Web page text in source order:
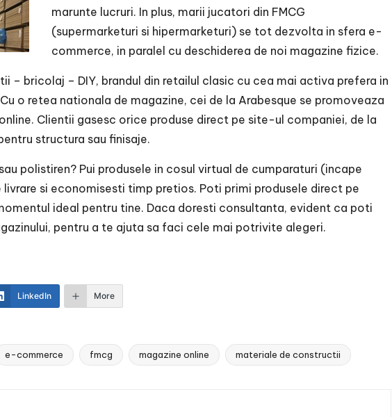
marunte lucruri. In plus, marii jucatori din FMCG
(supermarketuri si hipermarketuri) se tot dezvolta in sfera e-
commerce, in paralel cu deschiderea de noi magazine fizice.
– bricolaj – DIY, brandul din retailul clasic cu cea mai activa prefera in
o retea nationala de magazine, cei de la Arabesque se promoveaza
Clientii gasesc orice produse direct pe site-ul companiei, de la
structura sau finisaje.
polistiren? Pui produsele in cosul virtual de cumparaturi (incape
si economisesti timp pretios. Poti primi produsele direct pe
ideal pentru tine. Daca doresti consultanta, evident ca poti
pentru a te ajuta sa faci cele mai potrivite alegeri.
LinkedIn More
e-commerce fmcg magazine online materiale de constructii